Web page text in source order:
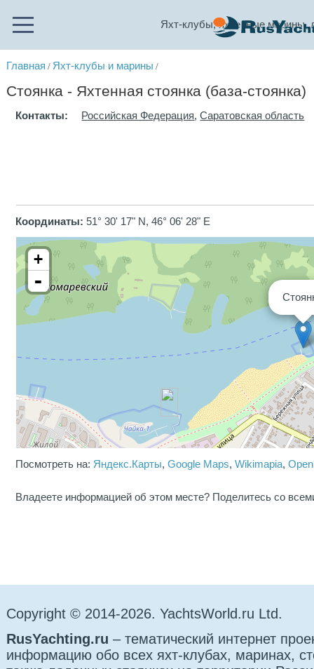
Яхт-клубы, яхтенные марины,
Главная / Яхт-клубы и марины /
Стоянка - Яхтенная стоянка (база-стоянка)
Контакты: Российская Федерация,Саратовская область
Координаты: 51° 30' 17" N, 46° 06' 28" E
+
-
Посмотреть на: Яндекс.Карты,Google Maps,Wikimapia,
Владеете информацией об этом месте? Поделитесь со
Copyright © 2014-2026. YachtsWorld.ru Ltd.
RusYachting.ru – тематический интернет
информацию обо всех яхт-клубах, маринах,